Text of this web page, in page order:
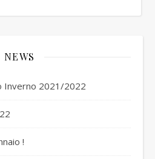
NEWS
Inverno 2021/2022
!